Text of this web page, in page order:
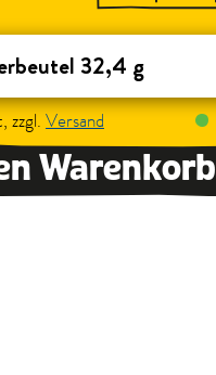
32,4 g
zzgl. Versand
Warenkorb